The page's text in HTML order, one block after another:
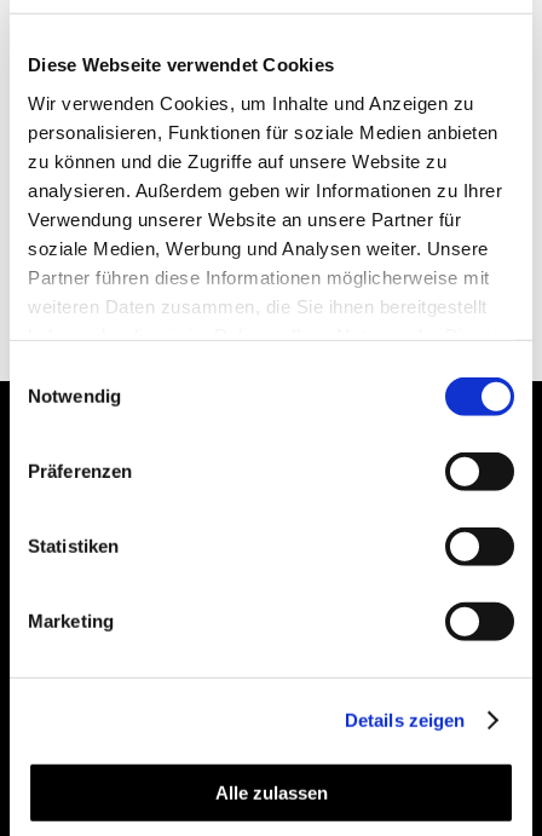
Diese Webseite verwendet Cookies
Wir verwenden Cookies, um Inhalte und Anzeigen zu
personalisieren, Funktionen für soziale Medien anbieten
zu können und die Zugriffe auf unsere Website zu
analysieren. Außerdem geben wir Informationen zu Ihrer
Verwendung unserer Website an unsere Partner für
soziale Medien, Werbung und Analysen weiter. Unsere
Partner führen diese Informationen möglicherweise mit
weiteren Daten zusammen, die Sie ihnen bereitgestellt
personenbezogene Daten in die USA, womit ein
Datenzugriff durch US-Behörden). Die Einwilligung ist
freiwillig und kann jederzeit durch Anpassung der
Informationen erhalten Sie in unserer
Notwendig
Präferenzen
Statistiken
Marketing
Details zeigen
Alle zulassen
Contact Information
Ruff’sBurger Regensburg
Ludwig-Thoma-Str. 33
93051 Regensburg
Deutschland
Tel.:0941 99225436
KARTE
Would you like to
celebrate your next
company events with us?
Feel free to get in contact!